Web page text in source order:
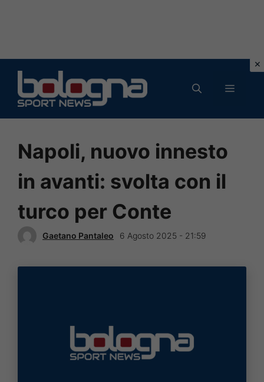
contenuto
MENU
Napoli, nuovo innesto
in avanti: svolta con il
turco per Conte
Gaetano Pantaleo 6 Agosto 2025 - 21:59